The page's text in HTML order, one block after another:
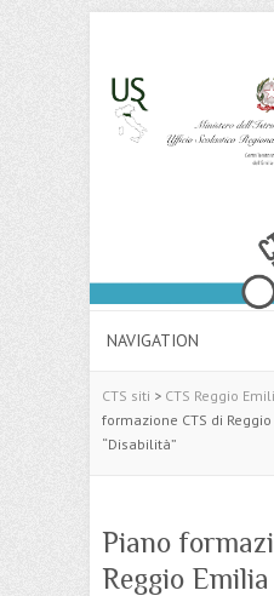
CTS siti > CTS Reggio
formazione CTS di
“Disabilità”
Piano
Reggio